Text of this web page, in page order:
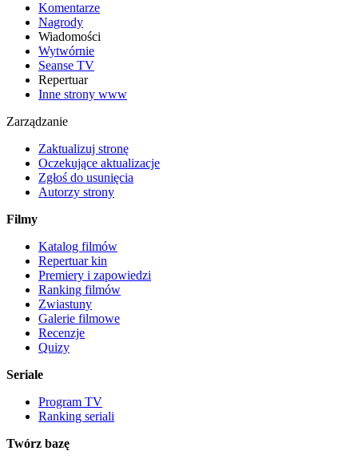
Komentarze
Nagrody
Wiadomości
Wytwórnie
Seanse TV
Repertuar
Inne strony www
Zarządzanie
Zaktualizuj stronę
Oczekujące aktualizacje
Zgłoś do usunięcia
Autorzy strony
Filmy
Katalog filmów
Repertuar kin
Premiery i zapowiedzi
Ranking filmów
Zwiastuny
Galerie filmowe
Recenzje
Quizy
Seriale
Program TV
Ranking seriali
Twórz bazę